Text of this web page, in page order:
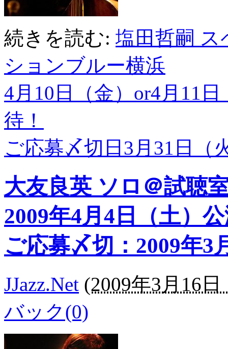
続きを読む: 塩田哲嗣
ションブルー横浜
4月10日（金）or4月11
待！
ご応募〆切日3月31日（
大友良英 ソロ＠試聴
2009年4月4日（土）
ご応募〆切：2009年3
JJazz.Net (2009年3月16日
バック(0)